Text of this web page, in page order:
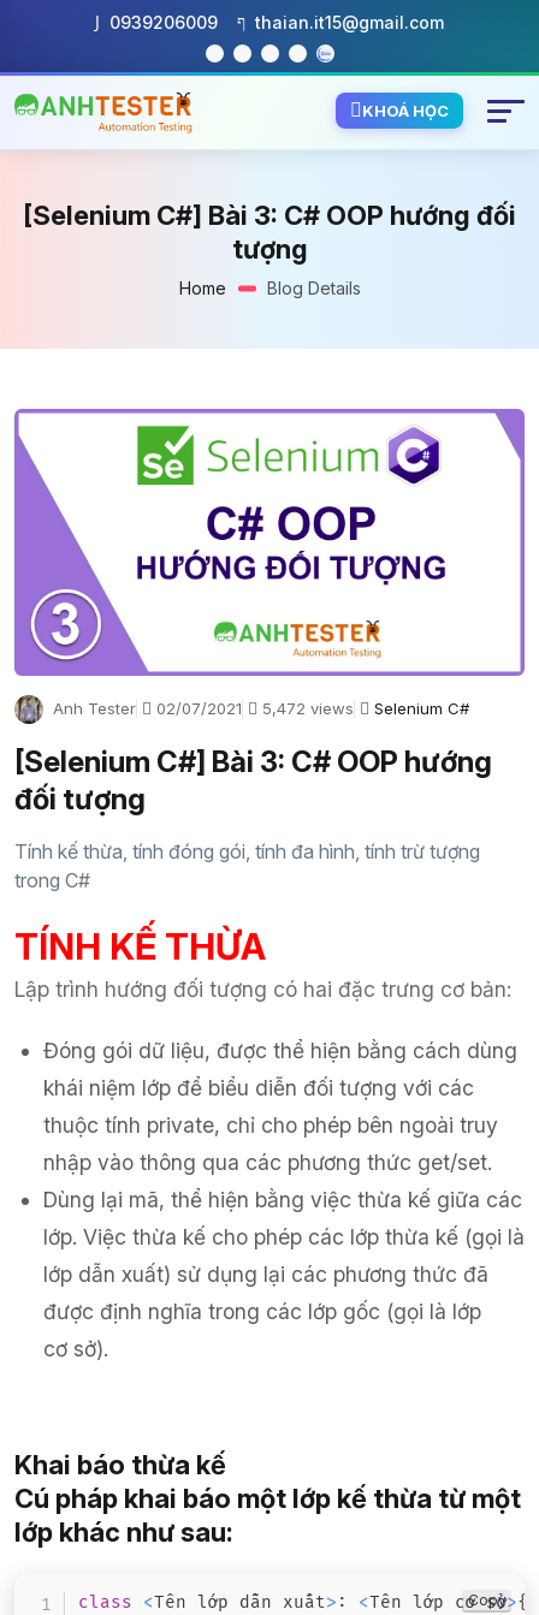
0939206009 thaian.it15@gmail.com
KHOÁ HỌC
[Selenium C#] Bài 3: C# OOP hướng đối
tượng
Home Blog Details
Anh Tester 02/07/2021 5,472 views Selenium C#
[Selenium C#] Bài 3: C# OOP hướng
đối tượng
Tính kế thừa, tính đóng gói, tính đa hình, tính trừ tượng
trong C#
TÍNH KẾ THỪA
Lập trình hướng đối tượng có hai đặc trưng cơ bản:
Đóng gói dữ liệu, được thể hiện bằng cách dùng
khái niệm lớp để biểu diễn đối tượng với các
thuộc tính private, chỉ cho phép bên ngoài truy
nhập vào thông qua các phương thức get/set.
Dùng lại mã, thể hiện bằng việc thừa kế giữa các
lớp. Việc thừa kế cho phép các lớp thừa kế (gọi là
lớp dẫn xuất) sử dụng lại các phương thức đã
được định nghĩa trong các lớp gốc (gọi là lớp
cơ sở).
Khai báo thừa kế
Cú pháp khai báo một lớp kế thừa từ một
lớp khác như sau:
class <Tên lớp dẫn xuất> : <Tên lớp cơ sở>{
Copy